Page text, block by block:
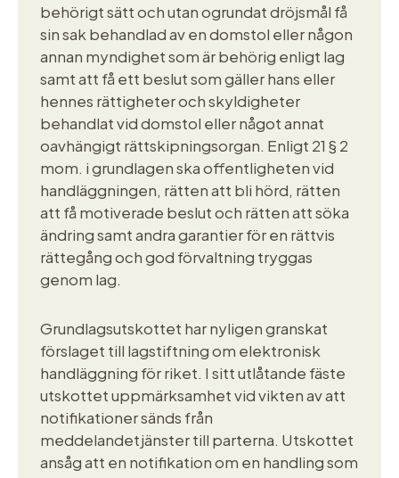
behörigt sätt och utan ogrundat dröjsmål få
sin sak behandlad av en domstol eller någon
annan myndighet som är behörig enligt lag
samt att få ett beslut som gäller hans eller
hennes rättigheter och skyldigheter
behandlat vid domstol eller något annat
oavhängigt rättskipningsorgan. Enligt 21 § 2
mom. i grundlagen ska offentligheten vid
handläggningen, rätten att bli hörd, rätten
att få motiverade beslut och rätten att söka
ändring samt andra garantier för en rättvis
rättegång och god förvaltning tryggas
genom lag.
Grundlagsutskottet har nyligen granskat
förslaget till lagstiftning om elektronisk
handläggning för riket. I sitt utlåtande fäste
utskottet uppmärksamhet vid vikten av att
notifikationer sänds från
meddelandetjänster till parterna. Utskottet
ansåg att en notifikation om en handling som